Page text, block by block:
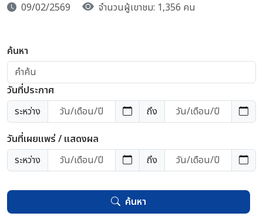
09/02/2569 จำนวนผู้เขาชม: 1,356 คน
ค้นหา
วันที่ประกาศ
ระหว่าง
ถึง
วันที่เผยแพร่ / แสดงผล
ระหว่าง
ถึง
ค้นหา